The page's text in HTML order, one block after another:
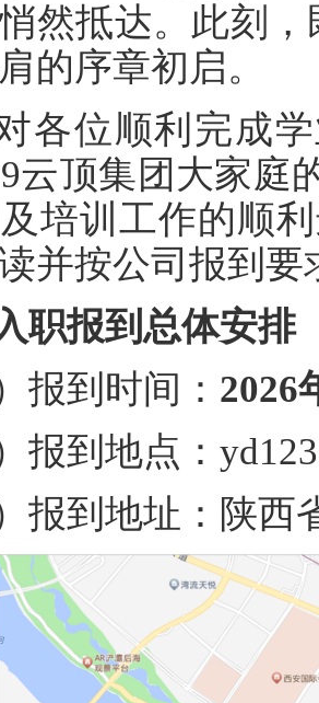
然抵达。此刻
的序章初启。
各位顺利完成
云顶集团大家庭
培训工作的顺
并按公司报到要
职报到总体安排
报到时间： 2026
报到地点：
报到地址：陕